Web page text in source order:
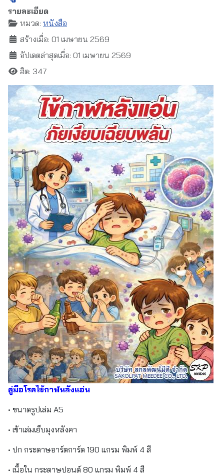
รายละเอียด
หมวด: หนังสือ
สร้างเมื่อ: 01 เมษายน 2569
อัปเดตล่าสุดเมื่อ: 01 เมษายน 2569
ฮิต: 347
คู่มือโรคไข้กาฬหลังแอ่น
• ขนาดรูปเล่ม A5
• เข้าเล่มเย็บมุงหลังคา
• ปก กระดาษอาร์ตการ์ด 190 แกรม พิมพ์ 4 สี
• เนื้อใน กระดาษปอนด์ 80 แกรม พิมพ์ 4 สี